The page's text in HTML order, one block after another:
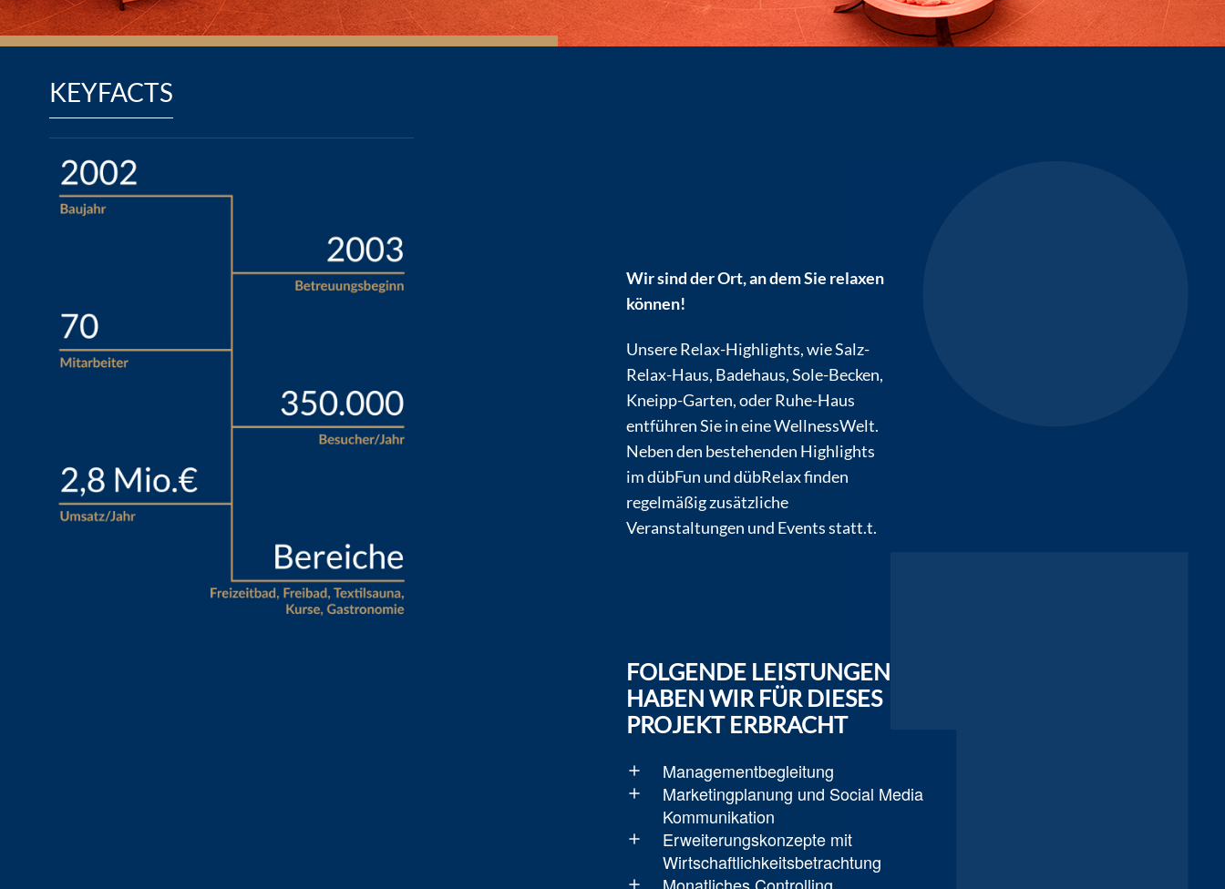
KEYFACTS
Wir sind der Ort, an dem Sie relaxen
können!
Unsere Relax-Highlights, wie Salz-
Relax-Haus, Badehaus, Sole-Becken,
Kneipp-Garten, oder Ruhe-Haus
entführen Sie in eine WellnessWelt.
Neben den bestehenden Highlights
im dübFun und dübRelax finden
regelmäßig zusätzliche
Veranstaltungen und Events statt.t.
FOLGENDE LEISTUNGEN
HABEN WIR FÜR DIESES
PROJEKT ERBRACHT
Managementbegleitung
Marketingplanung und Social Media
Kommunikation
Erweiterungskonzepte mit
Wirtschaftlichkeitsbetrachtung